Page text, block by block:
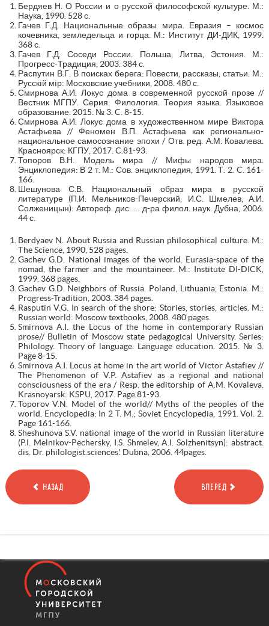
Бердяев Н. О России и о русской философской культуре. М.:
Наука, 1990. 528 с.
Гачев Г.Д. Национальные образы мира. Евразия – космос
кочевника, земледельца и горца. М.: Институт ДИ-ДИК, 1999.
368 с.
Гачев Г.Д. Соседи России. Польша, Литва, Эстония. М.:
Прогресс-Традиция, 2003. 384 с.
Распутин В.Г. В поисках берега: Повести, рассказы, статьи. М.:
Русскiй мiр: Московские учебники, 2008. 480 с.
Смирнова А.И. Локус дома в современной русской прозе //
Вестник МГПУ. Серия: Филология. Теория языка. Языковое
образование. 2015. № 3. C. 8-15.
Смирнова А.И. Локус дома в художественном мире Виктора
Астафьева // Феномен В.П. Астафьева как регионально-
национальное самосознание эпохи / Отв. ред. А.М. Ковалева.
Красноярск: КГПУ, 2017. C.81-93.
Топоров В.Н. Модель мира // Мифы народов мира.
Энциклопедия: В 2 т. М.: Сов. энциклопедия, 1991. Т. 2. C. 161-
166.
Шешунова С.В. Национальный образ мира в русской
литературе (П.И. Мельников-Печерский, И.С. Шмелев, А.И.
Солженицын): Автореф. дис. … д-ра филол. наук. Дубна, 2006.
44 с.
Berdyaev N. About Russia and Russian philosophical culture. M.:
Тhe Science, 1990, 528 pages.
Gachev G.D. National images of the world. Eurasia-space of the
nomad, the farmer and the mountaineer. M.: Institute DI-DICK,
1999. 368 pages.
Gachev G.D. Neighbors of Russia. Poland, Lithuania, Estonia. M.:
Progress-Tradition, 2003. 384 pages.
Rasputin V.G. In search of the shore: Stories, stories, articles. M.:
Russian world: Moscow textbooks, 2008. 480 pages.
Smirnova A.I. the Locus of the home in contemporary Russian
prose// Bulletin of Moscow state pedagogical University. Series:
Philology. Theory of language. Language education. 2015. № 3.
Page 8-15.
Smirnova A.I. Locus at home in the art world of Victor Astafiev //
The Phenomenon of V.P. Astafiev as a regional and national
consciousness of the era / Resp. the editorship of A.M. Kovaleva.
Krasnoyarsk: KSPU, 2017. Page 81-93.
Toporov V.N. Model of the world// Myths of the peoples of the
world. Encyclopedia: In 2 T. M.; Soviet Encyclopedia, 1991. Vol. 2.
Page 161-166.
Sheshunova S.V. national image of the world in Russian literature
(P.I. Melnikov-Pechersky, I.S. Shmelev, A.I. Solzhenitsyn): abstract.
dis. Dr. philologist.sciences'. Dubna, 2006. 44pages.
НАЗАД ВПЕРЕД